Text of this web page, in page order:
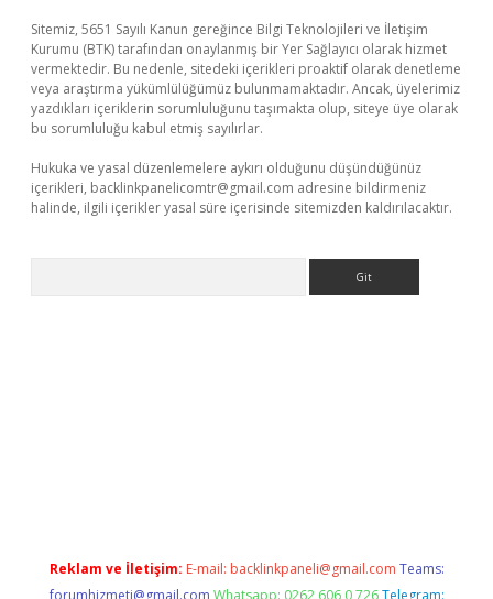
Sitemiz, 5651 Sayılı Kanun gereğince Bilgi Teknolojileri ve İletişim
Kurumu (BTK) tarafından onaylanmış bir Yer Sağlayıcı olarak hizmet
vermektedir. Bu nedenle, sitedeki içerikleri proaktif olarak denetleme
veya araştırma yükümlülüğümüz bulunmamaktadır. Ancak, üyelerimiz
yazdıkları içeriklerin sorumluluğunu taşımakta olup, siteye üye olarak
bu sorumluluğu kabul etmiş sayılırlar.
Hukuka ve yasal düzenlemelere aykırı olduğunu düşündüğünüz
içerikleri, backlinkpanelicomtr@gmail.com adresine bildirmeniz
halinde, ilgili içerikler yasal süre içerisinde sitemizden kaldırılacaktır.
Reklam ve İletişim: E-mail: backlinkpaneli@gmail.com Teams:
forumhizmeti@gmail.com Whatsapp: 0262 606 0 726 Telegram: